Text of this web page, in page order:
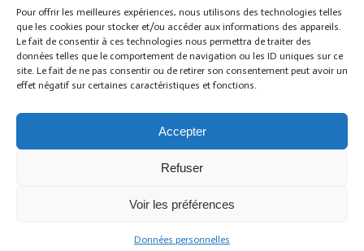
Pour offrir les meilleures expériences, nous utilisons des technologies telles
que les cookies pour stocker et/ou accéder aux informations des appareils.
Le fait de consentir à ces technologies nous permettra de traiter des
données telles que le comportement de navigation ou les ID uniques sur ce
site. Le fait de ne pas consentir ou de retirer son consentement peut avoir un
effet négatif sur certaines caractéristiques et fonctions.
Accepter
Refuser
Voir les préférences
Données personnelles
Que cherchez-vous ?
MENTIONS LEGALES|Politique de confidentialité